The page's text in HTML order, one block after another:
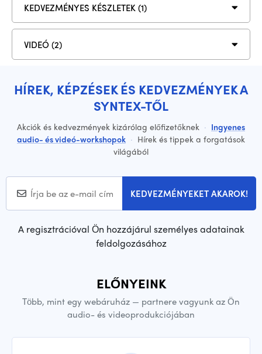
KEDVEZMÉNYES KÉSZLETEK (1)
VIDEÓ (2)
HÍREK, KÉPZÉSEK ÉS KEDVEZMÉNYEK A
SYNTEX-TŐL
Akciók és kedvezmények kizárólag előfizetőknek · Ingyenes
audio- és videó-workshopok · Hírek és tippek a forgatások
világából
KEDVEZMÉNYEKET AKAROK!
A regisztrációval Ön hozzájárul személyes adatainak
feldolgozásához
ELŐNYEINK
Több, mint egy webáruház — partnere vagyunk az Ön
audio- és videoprodukciójában